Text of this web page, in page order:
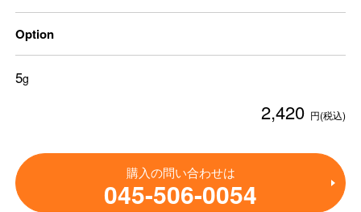
Option
5g
2,420 円(税込)
購入の問い合わせは
045-506-0054